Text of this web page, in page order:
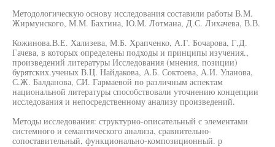
Методологическую основу исследования составили работы В.М.
Жирмунского, М.М. Бахтина, Ю.М. Лотмана, Д.С. Лихачева, В.В.
Кожинова.В.Е. Хализева, М.Б. Храпченко, А.Г. Бочарова, Г,Д.
Гачева, в которых определены подходы и принципы изучения.,
произведений литературы Исследования (мнения, позиции)
бурятских.ученых В.Ц. Найдакова, А.Б. Соктоева, А.И. Уланова,
С.Ж. Балданова, СИ. Гармаевой по различным аспектам
национальной литературы способствовали уточнению концепции
исследования и непосредственному анализу произведений.
Методы исследования: структурно-описательный с элементами
системного и семантического анализа, сравнительно-
сопоставительный, функционально-композиционный. р